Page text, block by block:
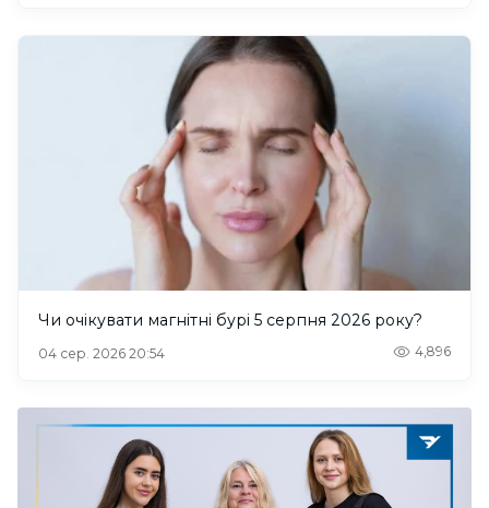
Чи очікувати магнітні бурі 5 серпня 2026 року?
04 сер. 2026 20:54 4,896